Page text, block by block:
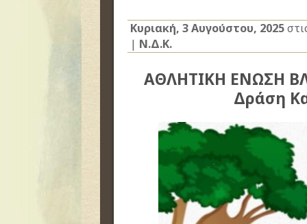
Κυριακή, 3 Αυγούστου, 2025
| Ν.Δ.Κ.
ΑΘΛΗΤΙΚΗ ΕΝΩΣΗ
Δράση